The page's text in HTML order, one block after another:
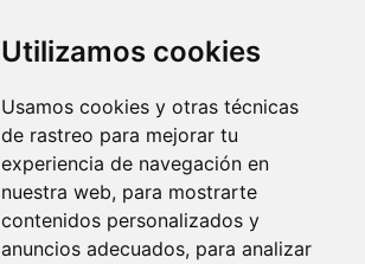
Utilizamos cookies
Usamos cookies y otras técnicas
de rastreo para mejorar tu
experiencia de navegación en
nuestra web, para mostrarte
contenidos personalizados y
anuncios adecuados, para analizar